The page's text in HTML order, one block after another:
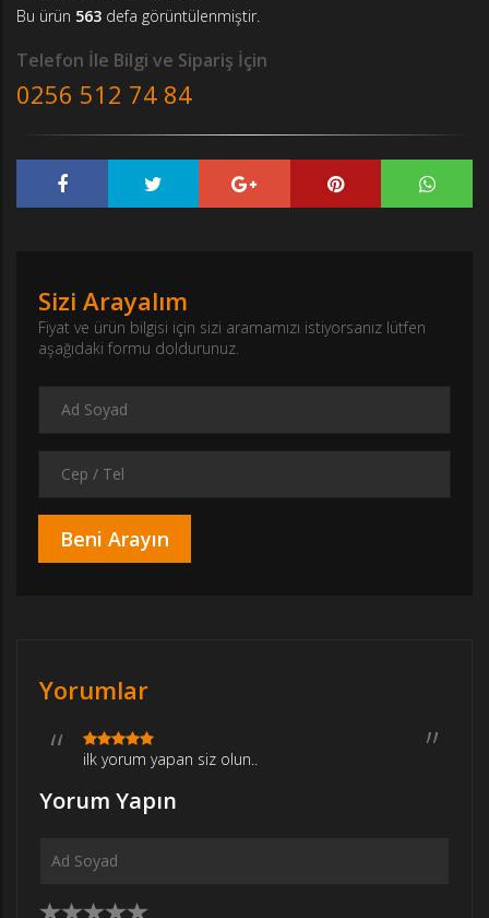
Bu ürün 563 defa görüntülenmiştir.
Telefon İle Bilgi ve Sipariş İçin
0256 512 74 84
Sizi Arayalım
Fiyat ve ürün bilgisi için sizi aramamızı istiyorsanız lütfen
aşağıdaki formu doldurunuz.
Yorumlar
ilk yorum yapan siz olun..
Yorum Yapın